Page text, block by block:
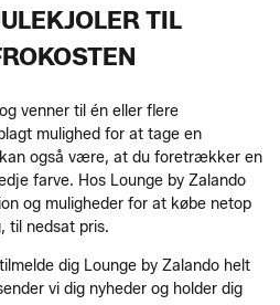
TIL
venner til én eller flere
mulighed for at tage en
også være, at du foretrækker en
farve. Hos Lounge by Zalando
og muligheder for at købe netop
til nedsat pris.
dig Lounge by Zalando helt
vi dig nyheder og holder dig